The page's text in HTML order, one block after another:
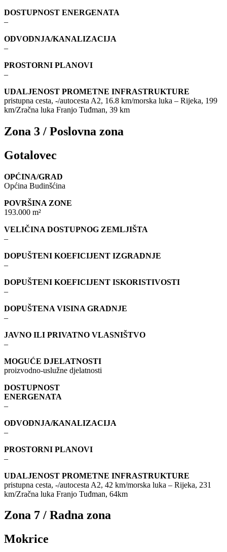
DOSTUPNOST ENERGENATA
–
ODVODNJA/KANALIZACIJA
–
PROSTORNI PLANOVI
–
UDALJENOST PROMETNE INFRASTRUKTURE
pristupna cesta, -/autocesta A2, 16.8 km/morska luka – Rijeka, 199
km/Zračna luka Franjo Tuđman, 39 km
Zona 3 / Poslovna zona
Gotalovec
OPĆINA/GRAD
Općina Budinšćina
POVRŠINA ZONE
193.000 m²
VELIČINA DOSTUPNOG ZEMLJIŠTA
–
DOPUŠTENI KOEFICIJENT IZGRADNJE
–
DOPUŠTENI KOEFICIJENT ISKORISTIVOSTI
–
DOPUŠTENA VISINA GRADNJE
–
JAVNO ILI PRIVATNO VLASNIŠTVO
–
MOGUĆE DJELATNOSTI
proizvodno-uslužne djelatnosti
DOSTUPNOST
ENERGENATA
–
ODVODNJA/KANALIZACIJA
–
PROSTORNI PLANOVI
–
UDALJENOST PROMETNE INFRASTRUKTURE
pristupna cesta, -/autocesta A2, 42 km/morska luka – Rijeka, 231
km/Zračna luka Franjo Tuđman, 64km
Zona 7 / Radna zona
Mokrice